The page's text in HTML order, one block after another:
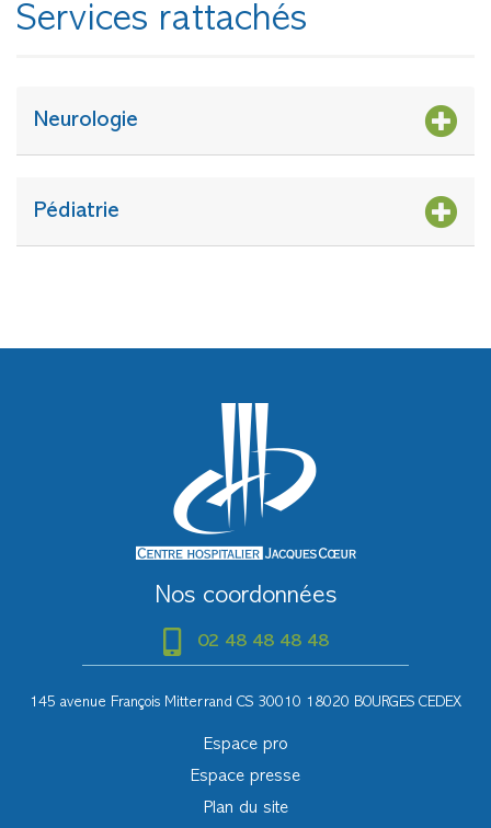
Services rattachés
Neurologie
Pédiatrie
Nos coordonnées
02 48 48 48 48
145 avenue François Mitterrand CS 30010 18020 BOURGES CEDEX
Espace pro
Espace presse
Plan du site